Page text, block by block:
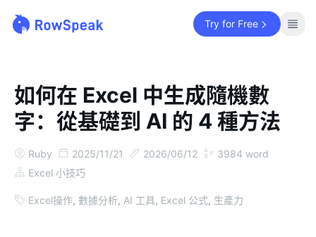
Try for Free
如何在 Excel 中生成隨機數
字：從基礎到 AI 的 4 種方法
Ruby 2025/11/21 2026/06/12 3984 word
Excel 小技巧
Excel操作, 數據分析, AI 工具, Excel 公式, 生產力